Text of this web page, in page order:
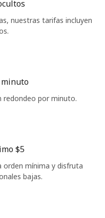
nuestras tarifas incluyen
minuto
redondeo por minuto.
⁦$5⁩
mínima y disfruta
bajas.